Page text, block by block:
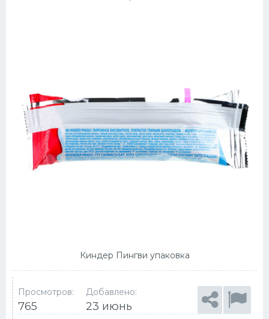
Киндер Пингви упаковка
Просмотров:
765
Добавлено:
23 июнь